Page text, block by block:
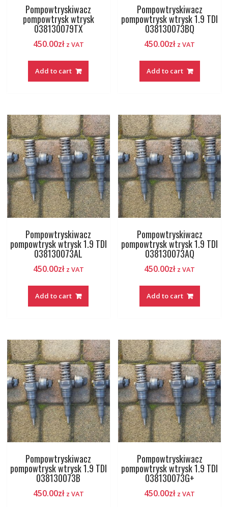
Pompowtryskiwacz
pompowtrysk wtrysk
038130079TX
450.00zł z VAT
Add to cart
Pompowtryskiwacz
pompowtrysk wtrysk 1.9 TDI
038130073BQ
450.00zł z VAT
Add to cart
Pompowtryskiwacz
pompowtrysk wtrysk 1.9 TDI
038130073AL
450.00zł z VAT
Add to cart
Pompowtryskiwacz
pompowtrysk wtrysk 1.9 TDI
038130073AQ
450.00zł z VAT
Add to cart
Pompowtryskiwacz
pompowtrysk wtrysk 1.9 TDI
038130073B
450.00zł z VAT
Pompowtryskiwacz
pompowtrysk wtrysk 1.9 TDI
038130073G+
450.00zł z VAT